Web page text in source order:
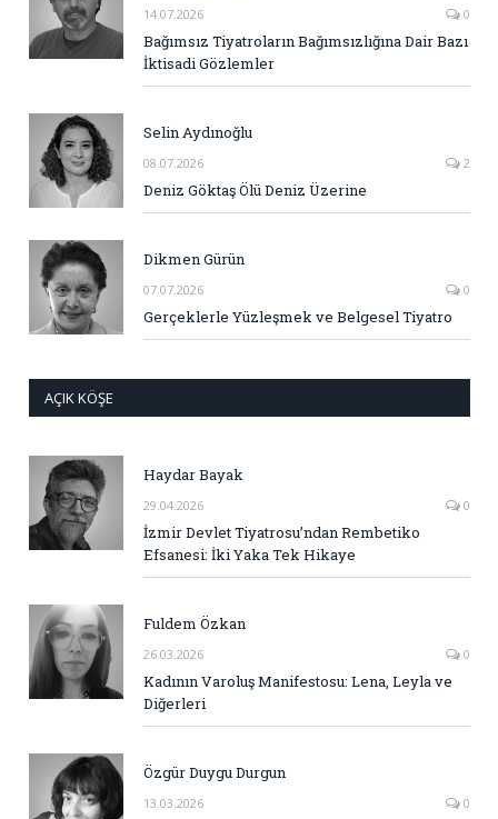
14.07.2026 0
Bağımsız Tiyatroların Bağımsızlığına Dair Bazı
İktisadi Gözlemler
Selin Aydınoğlu
08.07.2026 2
Deniz Göktaş Ölü Deniz Üzerine
Dikmen Gürün
07.07.2026 0
Gerçeklerle Yüzleşmek ve Belgesel Tiyatro
AÇIK KÖŞE
Haydar Bayak
29.04.2026 0
İzmir Devlet Tiyatrosu’ndan Rembetiko
Efsanesi: İki Yaka Tek Hikaye
Fuldem Özkan
26.03.2026 0
Kadının Varoluş Manifestosu: Lena, Leyla ve
Diğerleri
Özgür Duygu Durgun
13.03.2026 0